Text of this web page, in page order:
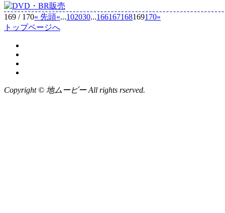
169 / 170« 先頭«...102030...166167168169170»
トップページへ
Copyright © 地ムービー All rights rserved.